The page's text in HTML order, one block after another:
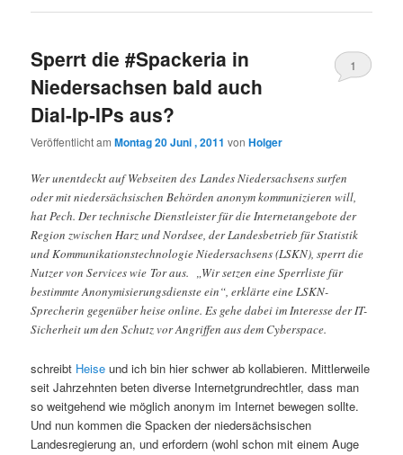
Sperrt die #Spackeria in
Niedersachsen bald auch
Dial-Ip-IPs aus?
Veröffentlicht amMontag 20 Juni , 2011 vonHolger
1
Wer unentdeckt auf Webseiten des Landes Niedersachsens surfen
oder mit niedersächsischen Behörden anonym kommunizieren will,
hat Pech. Der technische Dienstleister für die Internetangebote der
Region zwischen Harz und Nordsee, der Landesbetrieb für Statistik
und Kommunikationstechnologie Niedersachsens (LSKN), sperrt die
Nutzer von Services wie Tor aus. „Wir setzen eine Sperrliste für
bestimmte Anonymisierungsdienste ein“, erklärte eine LSKN-
Sprecherin gegenüber heise online. Es gehe dabei im Interesse der IT-
Sicherheit um den Schutz vor Angriffen aus dem Cyberspace.
schreibt Heise und ich bin hier schwer ab kollabieren. Mittlerweile
seit Jahrzehnten beten diverse Internetgrundrechtler, dass man
so weitgehend wie möglich anonym im Internet bewegen sollte.
Und nun kommen die Spacken der niedersächsischen
Landesregierung an, und erfordern (wohl schon mit einem Auge